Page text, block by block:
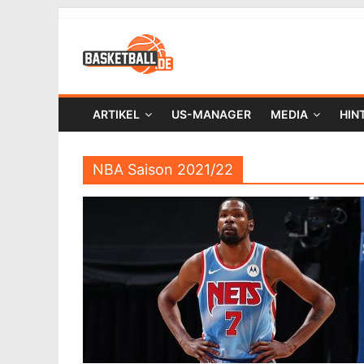
ARTIKEL US-MANAGER MEDIA
NBA Saison 2021/22